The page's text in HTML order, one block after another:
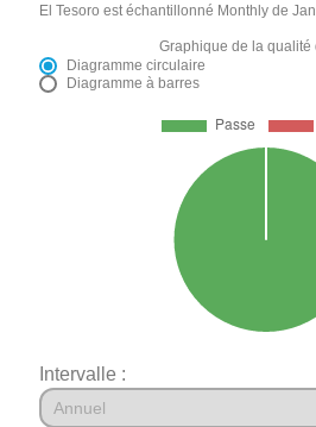
El Tesoro est échantillonné Monthly de
Graphique de la qualité
Diagramme circulaire
Diagramme à barres
Intervalle :